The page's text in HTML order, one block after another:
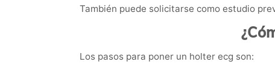
También puede solicitarse como estudio
Los pasos para poner un holter ecg son: